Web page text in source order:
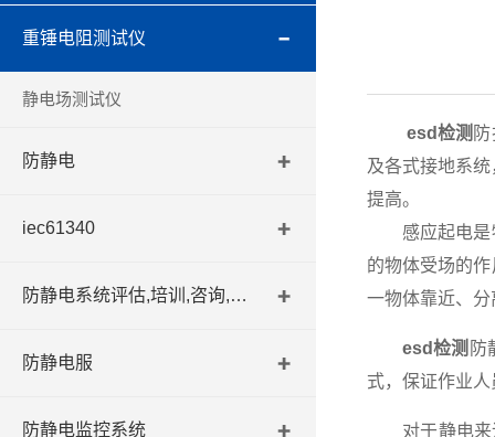
重锤电阻测试仪
静电场测试仪
防静电
iec61340
防静电系统评估,培训,咨询,认证
防静电服
防静电监控系统
esd检测
及各式接地系
提高。
感应起电是物
的物体受场的
一物体靠近、
esd检测 防
式，保证作业
对于静电来说